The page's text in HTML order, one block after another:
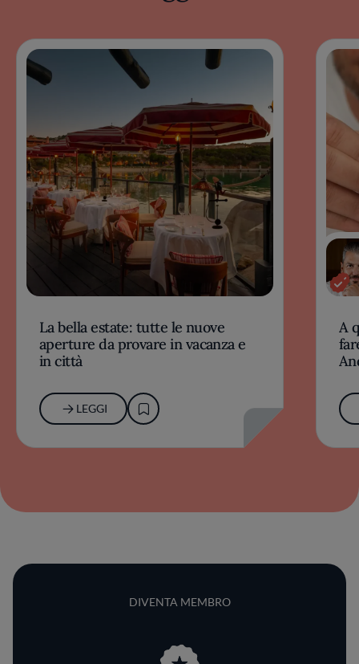
La bella estate: tutte le nuove
aperture da provare in vacanza e
in città
LEGGI
A
DIVENTA MEMBRO